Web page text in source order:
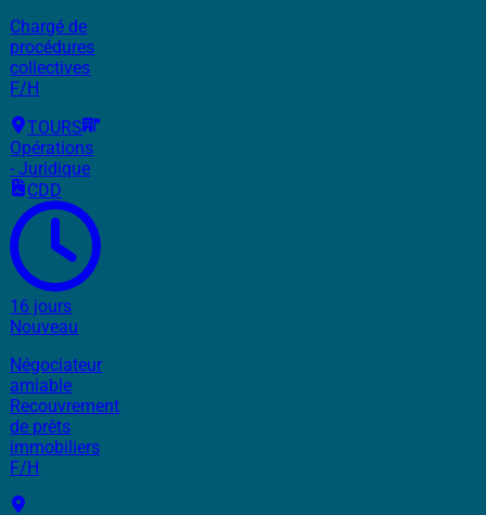
Chargé de
procédures
collectives
F/H
TOURS
Opérations
- Juridique
CDD
16 jours
Nouveau
Négociateur
amiable
Recouvrement
de prêts
immobiliers
F/H